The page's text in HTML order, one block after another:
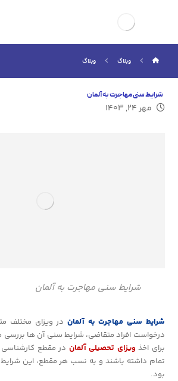
وبلاگ وبلاگ
شرایط سنی مهاجرت به آلمان
مهر ۲۴, ۱۴۰۳
شرایط سنی مهاجرت به آلمان
شرایط سنی مهاجرت به آلماندر ویزای مختلف
درخواست افراد متقاضی، شرایط سنی آن ها
برای اخذ ویزای تحصیلی آلمان
تمام داشته باشند و به نسب هر مقطع، این
بود.